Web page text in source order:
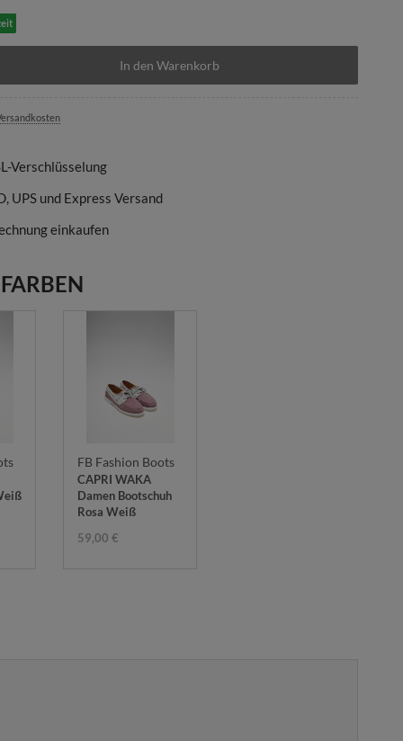
In den Warenkorb
Verschlüsselung
UPS und Express Versand
einkaufen
FB Fashion Boots
CAPRI WAKA
Damen Bootschuh
Rosa Weiß
59,00 €